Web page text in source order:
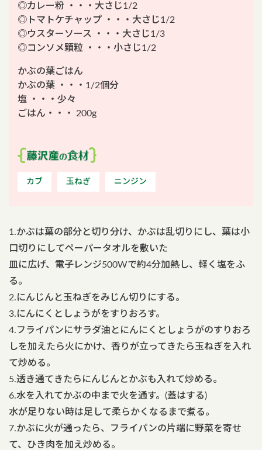
◎カレー粉 ・・・大さじ1/2
◎トマトケチャップ ・・・大さじ1/2
◎ウスターソース ・・・大さじ1/3
◎コンソメ顆粒 ・・・小さじ1/2
かぶの葉ごはん
かぶの葉 ・・・1/2個分
塩 ・・・少々
ごはん・・・ 200g
カブ 玉ねぎ ニンジン
1.かぶは葉の部分と切り分け、かぶは乱切りにし、葉は小
口切りにしてペーパータオルを敷いた
皿に広げ、電子レンジ500Wで約4分加熱し、軽く塩をふ
る。
2.にんじんと玉ねぎをみじん切りにする。
3.にんにくとしょうがをすりおろす。
4.フライパンにサラダ油とにんにくとしょうがのすりおろ
しを加えたら火にかけ、香りが立ってきたら玉ねぎを入れ
て炒める。
5.透き通てきたらにんじんとかぶも入れて炒める。
6.水を入れてかぶの中まで火を通す。(蓋はする)
水が足りない時は足して柔らかくなるまで煮る。
7.かぶに火が通ったら、フライパンの片端に野菜を寄せ
て、ひき肉を加え炒める。